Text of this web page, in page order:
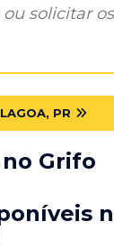
solicitar
PR
Grifo